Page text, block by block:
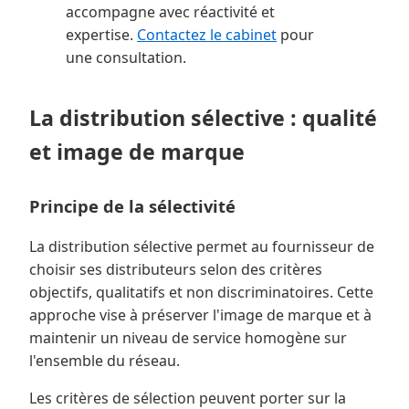
accompagne avec réactivité et
expertise. Contactez le cabinet pour
une consultation.
La distribution sélective : qualité
et image de marque
Principe de la sélectivité
La distribution sélective permet au fournisseur de
choisir ses distributeurs selon des critères
objectifs, qualitatifs et non discriminatoires. Cette
approche vise à préserver l'image de marque et à
maintenir un niveau de service homogène sur
l'ensemble du réseau.
Les critères de sélection peuvent porter sur la